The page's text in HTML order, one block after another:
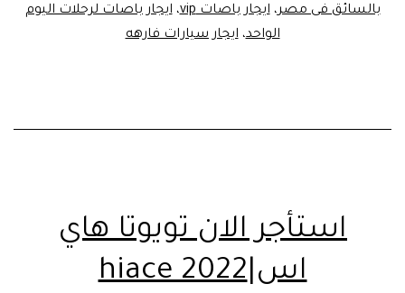
بالسائق فى مصر،ايجار باصات vip ،ايجار باصات لرحلات اليوم
الواحد،ايجار سيارات فارهه
استأجر الان تويوتا هاي
اس|hiace 2022